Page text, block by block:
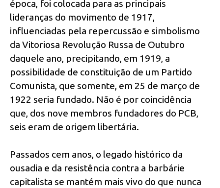
época, foi colocada para as principais
lideranças do movimento de 1917,
influenciadas pela repercussão e simbolismo
da Vitoriosa Revolução Russa de Outubro
daquele ano, precipitando, em 1919, a
possibilidade de constituição de um Partido
Comunista, que somente, em 25 de março de
1922 seria fundado. Não é por coincidência
que, dos nove membros fundadores do PCB,
seis eram de origem libertária.
Passados cem anos, o legado histórico da
ousadia e da resistência contra a barbárie
capitalista se mantém mais vivo do que nunca